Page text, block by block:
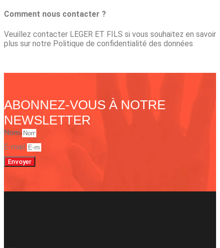
Comment nous contacter ?
Veuillez contacter LEGER ET FILS si vous souhaitez en savoir
plus sur notre Politique de confidentialité des données
ABONNEZ-VOUS À NOTRE
NEWSLETTER
Nom
E-mail
Envoyer